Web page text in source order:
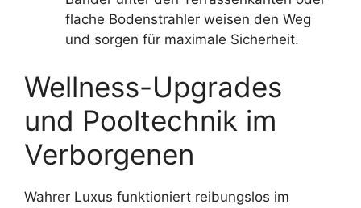
flache Bodenstrahler weisen den Weg
und sorgen für maximale Sicherheit.
Wellness-Upgrades
und Pooltechnik im
Verborgenen
Wahrer Luxus funktioniert reibungslos im